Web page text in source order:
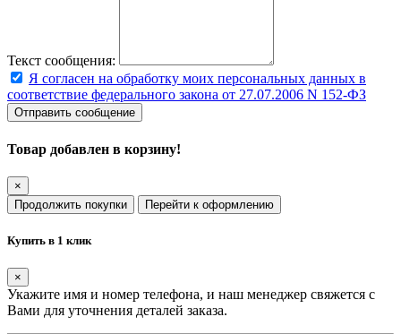
Текст сообщения:
Я согласен на обработку моих персональных данных в
соответствие федерального закона от 27.07.2006 N 152-ФЗ
Отправить сообщение
Товар добавлен в корзину!
×
Продолжить покупки
Перейти к оформлению
Купить в 1 клик
×
Укажите имя и номер телефона, и наш менеджер свяжется с
Вами для уточнения деталей заказа.